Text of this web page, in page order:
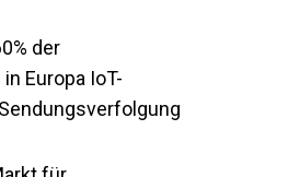
der
Europa IoT-